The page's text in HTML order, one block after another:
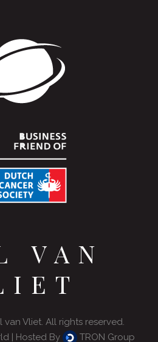
VAN
van Vliet. All rights reserved.
| Hosted By TRON Group